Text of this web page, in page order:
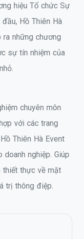
hiệu Tổ chức Sự
Hồ Thiên Hà
những chương
sự tín nhiệm của
chuyên môn
với các trang
Thiên Hà Event
nghiệp. Giúp
thiết thực về mặt
trị thông điệp.